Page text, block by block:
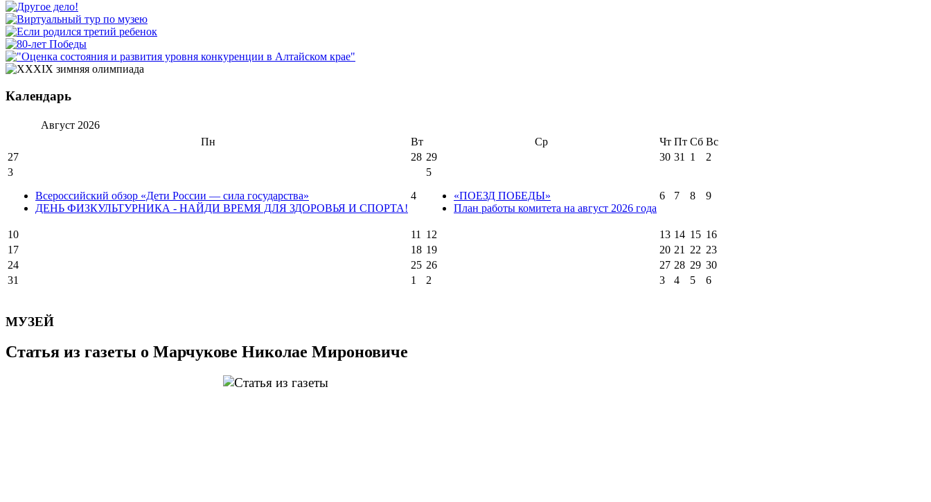
Календарь
Август 2026
Пн
Вт Ср Чт Пт Сб Вс
27
28 29 30 31 1
2
3
Всероссийский обзор «Дети России — сила государства»
ДЕНЬ ФИЗКУЛЬТУРНИКА - НАЙДИ ВРЕМЯ ДЛЯ ЗДОРОВЬЯ И СПОРТА!
4
5
«ПОЕЗД ПОБЕДЫ»
План работы комитета на август 2026 года
6 7 8 9
10 11 12 13 14 15 16
17
18 19 20 21 22 23
24
25 26 27 28 29 30
31
1 2 3 4 5 6
МУЗЕЙ
Статья из газеты о Марчукове Николае Мироновиче